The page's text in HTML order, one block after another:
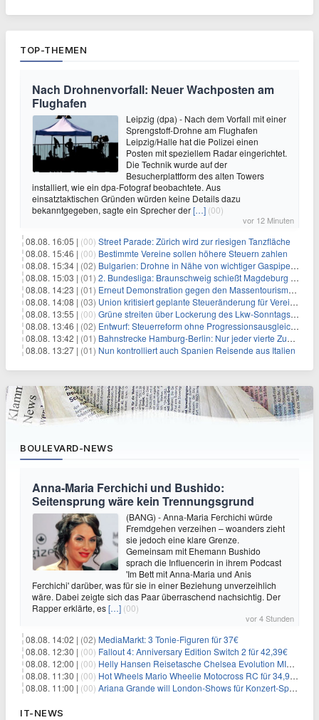
TOP-THEMEN
Nach Drohnenvorfall: Neuer Wachposten am
Flughafen
Leipzig (dpa) - Nach dem Vorfall mit einer
Sprengstoff-Drohne am Flughafen
Leipzig/Halle hat die Polizei einen
Posten mit speziellem Radar eingerichtet.
Die Technik wurde auf der
Besucherplattform des alten Towers
installiert, wie ein dpa-Fotograf beobachtete. Aus
einsatztaktischen Gründen würden keine Details dazu
bekanntgegeben, sagte ein Sprecher der[…] (00)
vor 12 Minuten
08.08. 16:05 | (00) Street Parade: Zürich wird zur riesigen Tanzfläche
08.08. 15:46 | (00) Bestimmte Vereine sollen höhere Steuern zahlen
08.08. 15:34 | (02) Bulgarien: Drohne in Nähe von wichtiger Gaspipeline explodiert
08.08. 15:03 | (01) 2. Bundesliga: Braunschweig schießt Magdeburg ab
08.08. 14:23 | (01) Erneut Demonstration gegen den Massentourismus auf Mallorca
08.08. 14:08 | (03) Union kritisiert geplante Steueränderung für Vereine
08.08. 13:55 | (00) Grüne streiten über Lockerung des Lkw-Sonntagsfahrverbots
08.08. 13:46 | (02) Entwurf: Steuerreform ohne Progressionsausgleich geplant
08.08. 13:42 | (01) Bahnstrecke Hamburg-Berlin: Nur jeder vierte Zug pünktlich
08.08. 13:27 | (01) Nun kontrolliert auch Spanien Reisende aus Italien
BOULEVARD-NEWS
Anna-Maria Ferchichi und Bushido:
Seitensprung wäre kein Trennungsgrund
(BANG) - Anna-Maria Ferchichi würde
Fremdgehen verzeihen – woanders zieht
sie jedoch eine klare Grenze.
Gemeinsam mit Ehemann Bushido
sprach die Influencerin in ihrem Podcast
'Im Bett mit Anna-Maria und Anis
Ferchichi' darüber, was für sie in einer Beziehung unverzeihlich
wäre. Dabei zeigte sich das Paar überraschend nachsichtig. Der
Rapper erklärte, es[…] (00)
vor 4 Stunden
08.08. 14:02 | (02) MediaMarkt: 3 Tonie-Figuren für 37€
08.08. 12:30 | (00) Fallout 4: Anniversary Edition Switch 2 für 42,39€
08.08. 12:00 | (00) Helly Hansen Reisetasche Chelsea Evolution MID 54L für 29,99€
08.08. 11:30 | (00) Hot Wheels Mario Wheelie Motocross RC für 34,99€
08.08. 11:00 | (00) Ariana Grande will London-Shows für Konzert-Special filmen
IT-NEWS